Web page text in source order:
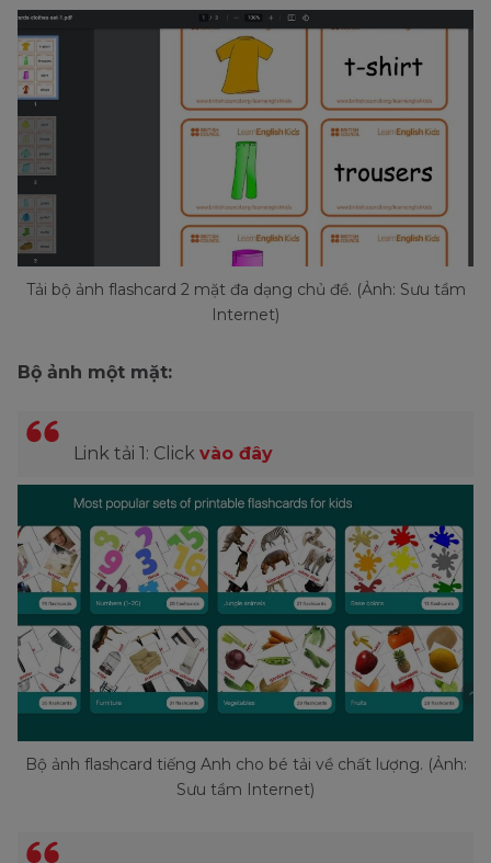
Tải bộ ảnh flashcard 2 mặt đa dạng chủ đề. (Ảnh: Sưu tầm
Internet)
Bộ ảnh một mặt:
Link tải 1: Click vào đây
Bộ ảnh flashcard tiếng Anh cho bé tải về chất lượng. (Ảnh:
Sưu tầm Internet)